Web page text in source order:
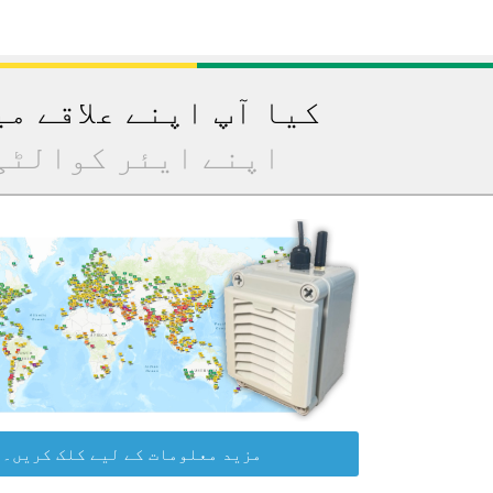
کیا آپ اپنے علاقے
اپنے ایئر
مزید معلومات کے لیے کلک کریں۔